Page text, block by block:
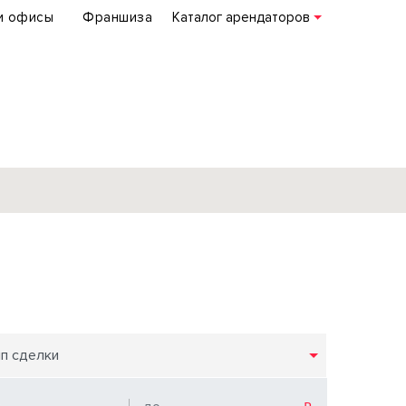
офисы Франшиза Каталог арендаторов
сделки